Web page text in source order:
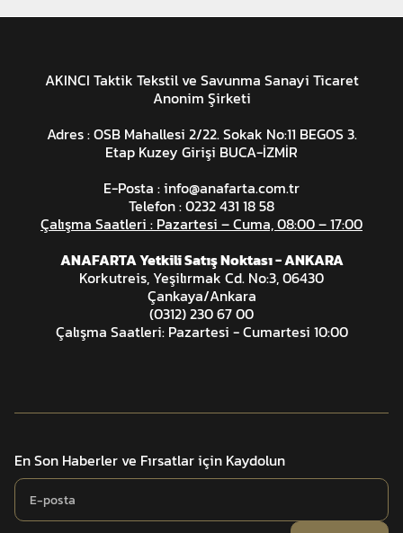
AKINCI Taktik Tekstil ve Savunma Sanayi Ticaret
Anonim Şirketi
Adres : OSB Mahallesi 2/22. Sokak No:11 BEGOS 3.
Etap Kuzey Girişi BUCA-İZMİR
E-Posta :info@anafarta.com.tr
Telefon : 0232 431 18 58
Çalışma Saatleri : Pazartesi – Cuma, 08:00 – 17:00
ANAFARTA Yetkili Satış Noktası - ANKARA
Korkutreis, Yeşilırmak Cd. No:3, 06430
Çankaya/Ankara
(0312) 230 67 00
Çalışma Saatleri: Pazartesi - Cumartesi 10:00
En Son Haberler ve Fırsatlar için Kaydolun